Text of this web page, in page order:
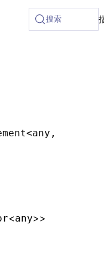
at /next/zh/
搜索
<any ,
<any>>